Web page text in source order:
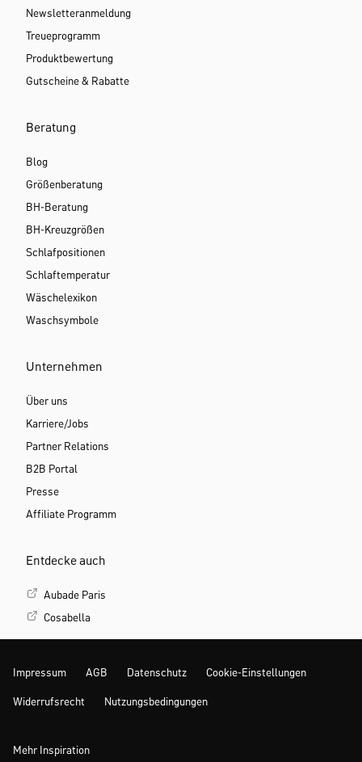
Newsletteranmeldung
Treueprogramm
Produktbewertung
Gutscheine & Rabatte
Beratung
Blog
Größenberatung
BH-Beratung
BH-Kreuzgrößen
Schlafpositionen
Schlaftemperatur
Wäschelexikon
Waschsymbole
Unternehmen
Über uns
Karriere/Jobs
Partner Relations
B2B Portal
Presse
Affiliate Programm
Entdecke auch
Aubade Paris
Cosabella
Impressum AGB Datenschutz Cookie-Einstellungen
Widerrufsrecht Nutzungsbedingungen
Mehr Inspiration